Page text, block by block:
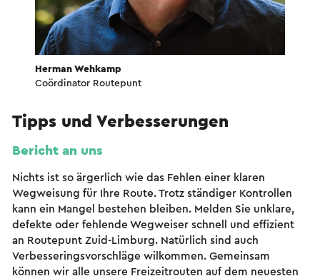
Herman Wehkamp
Coördinator Routepunt
Tipps und Verbesserungen
Bericht an uns
Nichts ist so ärgerlich wie das Fehlen einer klaren
Wegweisung für Ihre Route. Trotz ständiger Kontrollen
kann ein Mangel bestehen bleiben. Melden Sie unklare,
defekte oder fehlende Wegweiser schnell und effizient
an Routepunt Zuid-Limburg. Natürlich sind auch
Verbesseringsvorschläge wilkommen. Gemeinsam
können wir alle unsere Freizeitrouten auf dem neuesten